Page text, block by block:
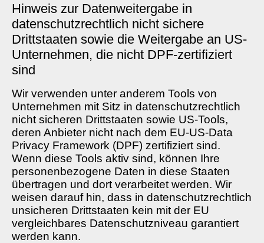
Hinweis zur Datenweitergabe in
datenschutzrechtlich nicht sichere
Drittstaaten sowie die Weitergabe an US-
Unternehmen, die nicht DPF-zertifiziert
sind
Wir verwenden unter anderem Tools von
Unternehmen mit Sitz in datenschutzrechtlich
nicht sicheren Drittstaaten sowie US-Tools,
deren Anbieter nicht nach dem EU-US-Data
Privacy Framework (DPF) zertifiziert sind.
Wenn diese Tools aktiv sind, können Ihre
personenbezogene Daten in diese Staaten
übertragen und dort verarbeitet werden. Wir
weisen darauf hin, dass in datenschutzrechtlich
unsicheren Drittstaaten kein mit der EU
vergleichbares Datenschutzniveau garantiert
werden kann.